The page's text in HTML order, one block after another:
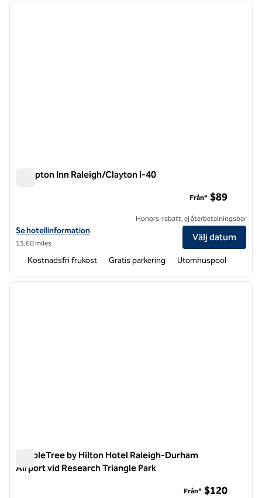
1 av 12
nästa
Hampton Inn Raleigh/Clayton I-40
Visa hotelldetaljer för Hampton Inn Raleigh/Clayton I-40
Se hotellinformation
15,60 miles
Från* $89
Honors-rabatt, ej återbetalningsbar
Välj datum
Kostnadsfri frukost Gratis parkering Utomhuspool
1 av 12
nästa
DoubleTree by Hilton Hotel Raleigh-Durham
Airport vid Research Triangle Park
Från* $120